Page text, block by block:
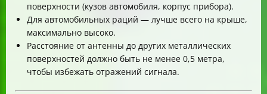
поверхности (кузов автомобиля, корпус прибора).
Для автомобильных раций — лучше всего на крыше,
максимально высоко.
Расстояние от антенны до других металлических
поверхностей должно быть не менее 0,5 метра,
чтобы избежать отражений сигнала.